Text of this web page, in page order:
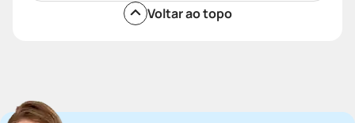
Voltar ao topo